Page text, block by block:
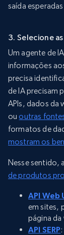
saída
3. Selecione
Um agente de
informações
precisa
de IA precisam
APIs, dados da
ououtras
formatos de
mostram os
Nesse sentido,
de produtos
API Web
em sites,
página
API SERP